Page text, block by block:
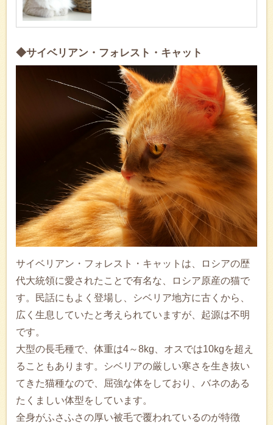
◆サイベリアン・フォレスト・キャット
サイベリアン・フォレスト・キャットは、ロシアの歴
代大統領に愛されたことで有名な、ロシア原産の猫で
す。民話にもよく登場し、シベリア地方に古くから、
広く生息していたと考えられていますが、起源は不明
です。
大型の長毛種で、体重は4～8kg、オスでは10kgを超え
ることもあります。シベリアの厳しい寒さを生き抜い
てきた猫種なので、屈強な体をしており、バネのある
たくましい体型をしています。
全身がふさふさの厚い被毛で覆われているのが特徴